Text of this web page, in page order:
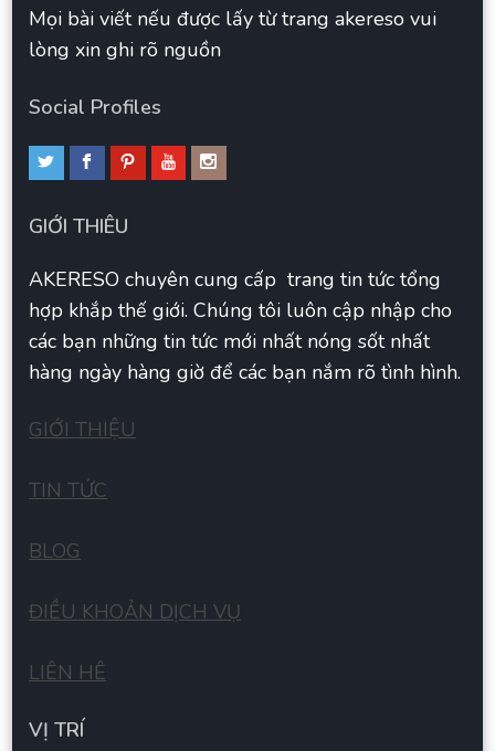
Mọi bài viết nếu được lấy từ trang akereso vui
lòng xin ghi rõ nguồn
Social Profiles
GIỚI THIÊU
AKERESO chuyên cung cấp trang tin tức tổng
hợp khắp thế giới. Chúng tôi luôn cập nhập cho
các bạn những tin tức mới nhất nóng sốt nhất
hàng ngày hàng giờ để các bạn nắm rõ tình hình.
GIỚI THIỆU
TIN TỨC
BLOG
ĐIỀU KHOẢN DỊCH VỤ
LIÊN HÊ
VỊ TRÍ